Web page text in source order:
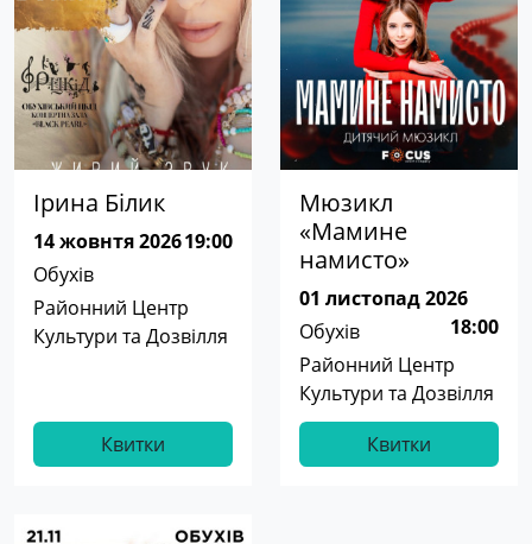
Ірина Білик
14 жовнтя 202619:00
Обухів
Районний Центр
Культури та Дозвілля
Квитки
Мюзикл
«Мамине
намисто»
01 листопад 2026
18:00
Обухів
Районний Центр
Культури та Дозвілля
Квитки